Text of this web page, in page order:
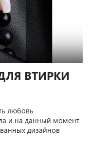
ВТИРКИ
любовь
и на данный момент
дизайнов